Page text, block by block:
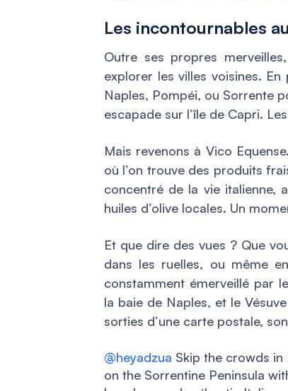
Les incontournables
Outre ses propres
explorer les villes voisines.
Naples, Pompéi, ou Sorrente
escapade sur l’île de Capri.
Mais revenons à Vico
où l’on trouve des produits
concentré de la vie italienne,
huiles d’olive locales. Un
Et que dire des vues ? Que
dans les ruelles, ou même
constamment émerveillé par
la baie de Naples, et le
sorties d’une carte postale,
@heyadzua Skip the crowds
on the Sorrentine Peninsula